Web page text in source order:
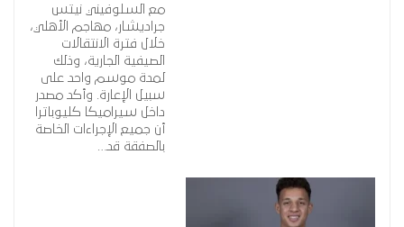
مع السلوفيني نيتس
جراديشار، مهاجم الأهلي،
خلال فترة الانتقالات
الصيفية الجارية، وذلك
لمدة موسم واحد على
سبيل الإعارة. وأكد مصدر
داخل سيراميكا كليوباترا
أن جميع الإجراءات الخاصة
بالصفقة قد…